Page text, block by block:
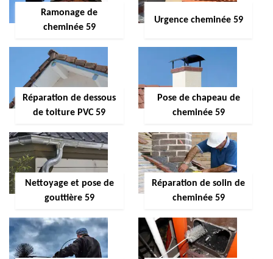
Ramonage de
cheminée 59
Urgence cheminée 59
Réparation de dessous
de toiture PVC 59
Pose de chapeau de
cheminée 59
Nettoyage et pose de
gouttière 59
Réparation de solin de
cheminée 59